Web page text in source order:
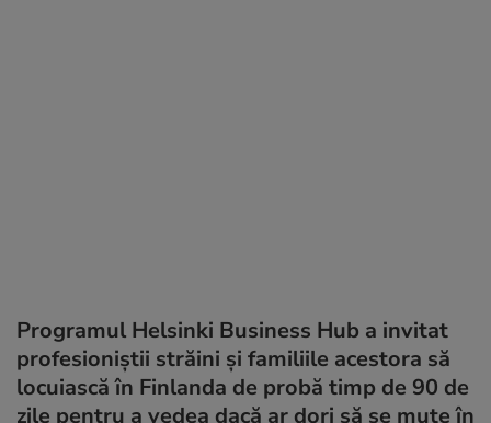
Programul Helsinki Business Hub a invitat
profesioniștii străini și familiile acestora să
locuiască în Finlanda de probă timp de 90 de
zile pentru a vedea dacă ar dori să se mute în